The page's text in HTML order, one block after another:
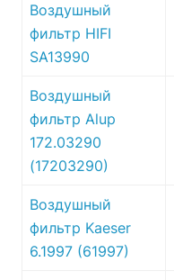
Воздушный
фильтр HIFI
SA13990
Воздушный
фильтр Alup
172.03290
(17203290)
Воздушный
фильтр Kaeser
6.1997 (61997)